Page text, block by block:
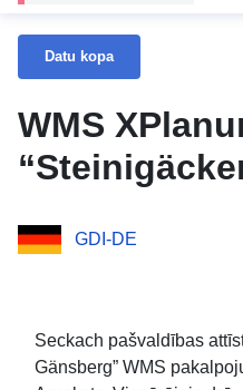
Datu kopa
WMS
GDI-DE
Seckach pašvaldības
Gänsberg” WMS